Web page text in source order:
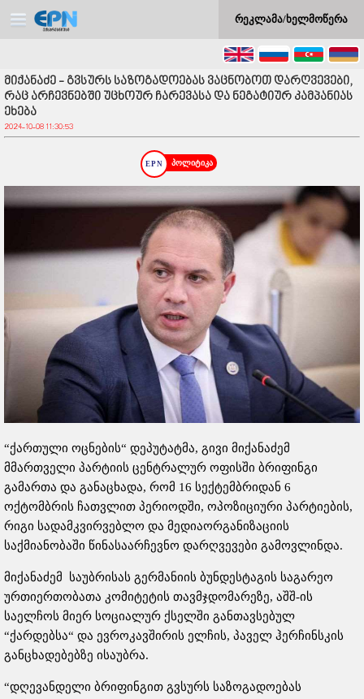
რეკლამა/ხელმოწერა
მიქანაძე - გვსურს საზოგადოებას ვაცნობოთ დარღვევები,
რაც არჩევნებში უცხოურ ჩარევასა და ნეგატიურ კამპანიას
ეხება
2024-10-08 11:30:53
პოლიტიკა
“ქართული ოცნების“ დეპუტატმა, გივი მიქანაძემ
მმართველი პარტიის ცენტრალურ ოფისში ბრიფინგი
გამართა და განაცხადა, რომ 16 სექტემბრიდან 6
ოქტომბრის ჩათვლით პერიოდში, ოპოზიციური პარტიების,
რიგი სადამკვირვებლო და მედიაორგანიზაციის
საქმიანობაში წინასაარჩევნო დარღვევები გამოვლინდა.
მიქანაძემ საუბრისას გერმანიის ბუნდესტაგის საგარეო
ურთიერთობათა კომიტეტის თავმჯდომარეზე, აშშ-ის
საელჩოს მიერ სოციალურ ქსელში განთავსებულ
“ქარდებსა“ და ევროკავშირის ელჩის, პაველ ჰერჩინსკის
განცხადებებზე ისაუბრა.
“დღევანდელი ბრიფინგით გვსურს საზოგადოებას